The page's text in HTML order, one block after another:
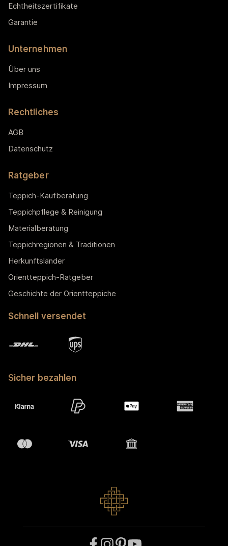
Echtheitszertifikate
Garantie
Unternehmen
Über uns
Impressum
Rechtliches
AGB
Datenschutz
Ratgeber
Teppich-Kaufberatung
Teppichpflege & Reinigung
Materialberatung
Teppichregionen & Traditionen
Herkunftsländer
Orientteppich-Ratgeber
Geschichte der Orientteppiche
Schnell versendet
Sicher bezahlen